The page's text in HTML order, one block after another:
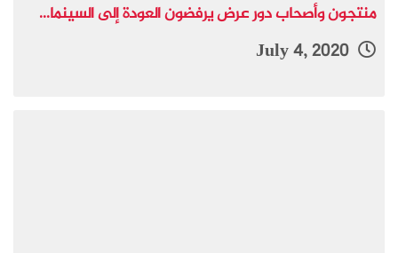
منتجون وأصحاب دور عرض يرفضون العودة إلى السينما...